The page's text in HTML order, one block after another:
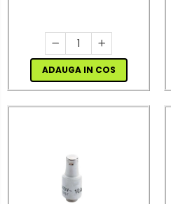
ADAUGA IN COS